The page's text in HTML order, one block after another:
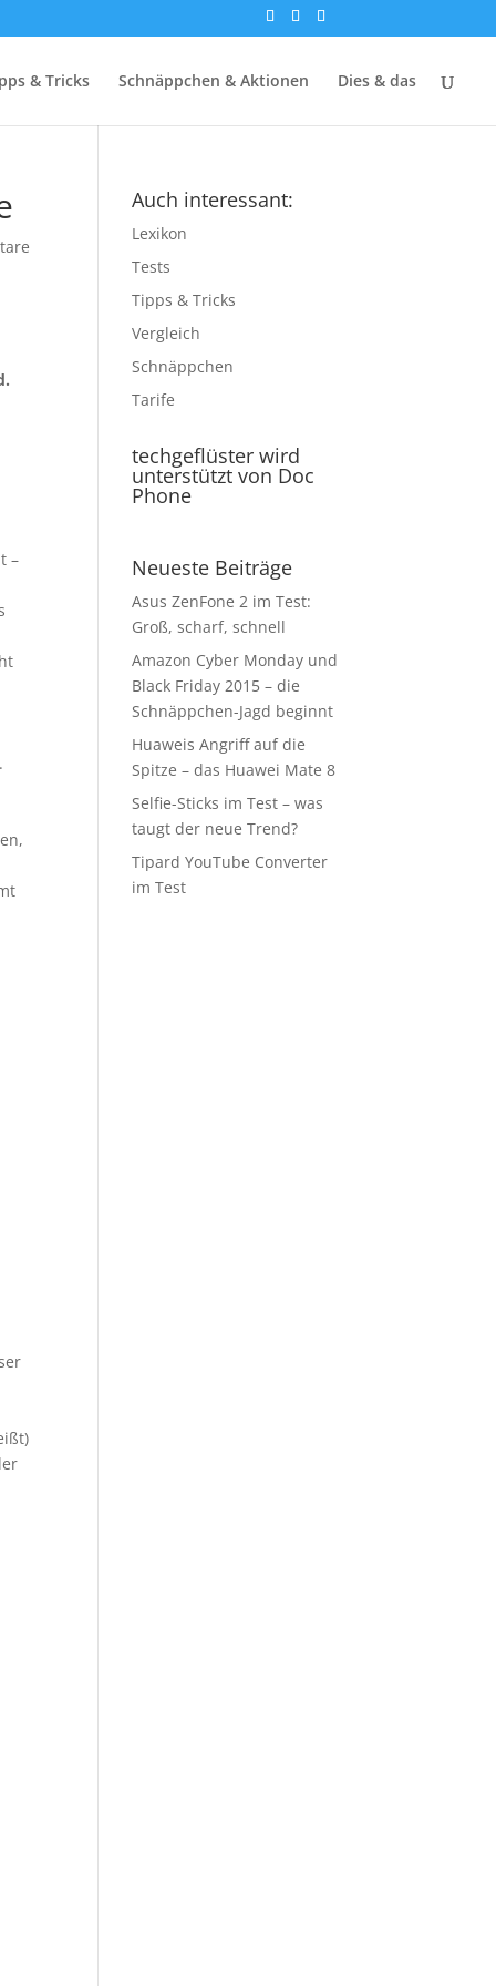
& Tricks Schnäppchen & Aktionen Dies & das
–
Auch interessant:
Lexikon
Tests
Tipps & Tricks
Vergleich
Schnäppchen
Tarife
techgeflüster wird
unterstützt von Doc
Phone
Neueste Beiträge
Asus ZenFone 2 im Test:
Groß, scharf, schnell
Amazon Cyber Monday und
Black Friday 2015 – die
Schnäppchen-Jagd beginnt
Huaweis Angriff auf die
Spitze – das Huawei Mate 8
Selfie-Sticks im Test – was
taugt der neue Trend?
Tipard YouTube Converter
im Test